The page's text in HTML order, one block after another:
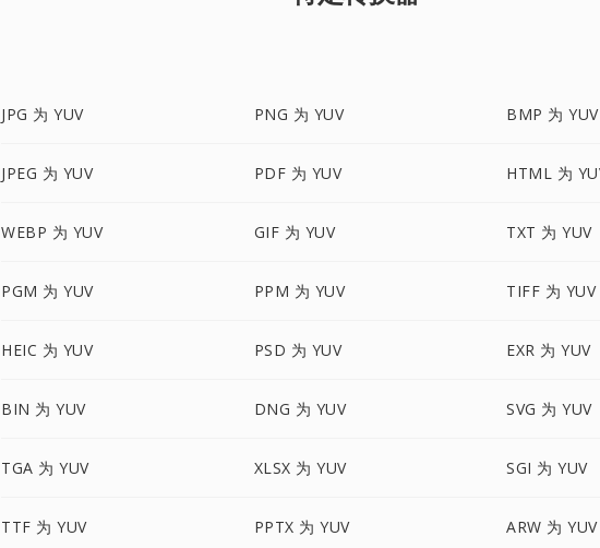
JPG 为 YUV PNG 为 YUV BMP 为 YUV
JPEG 为 YUV PDF 为 YUV HTML 为
WEBP 为 YUV GIF 为 YUV TXT 为 YUV
PGM 为 YUV PPM 为 YUV TIFF 为 YUV
HEIC 为 YUV PSD 为 YUV EXR 为 YUV
BIN 为 YUV DNG 为 YUV SVG 为 YUV
TGA 为 YUV XLSX 为 YUV SGI 为 YUV
TTF 为 YUV PPTX 为 YUV ARW 为 YUV